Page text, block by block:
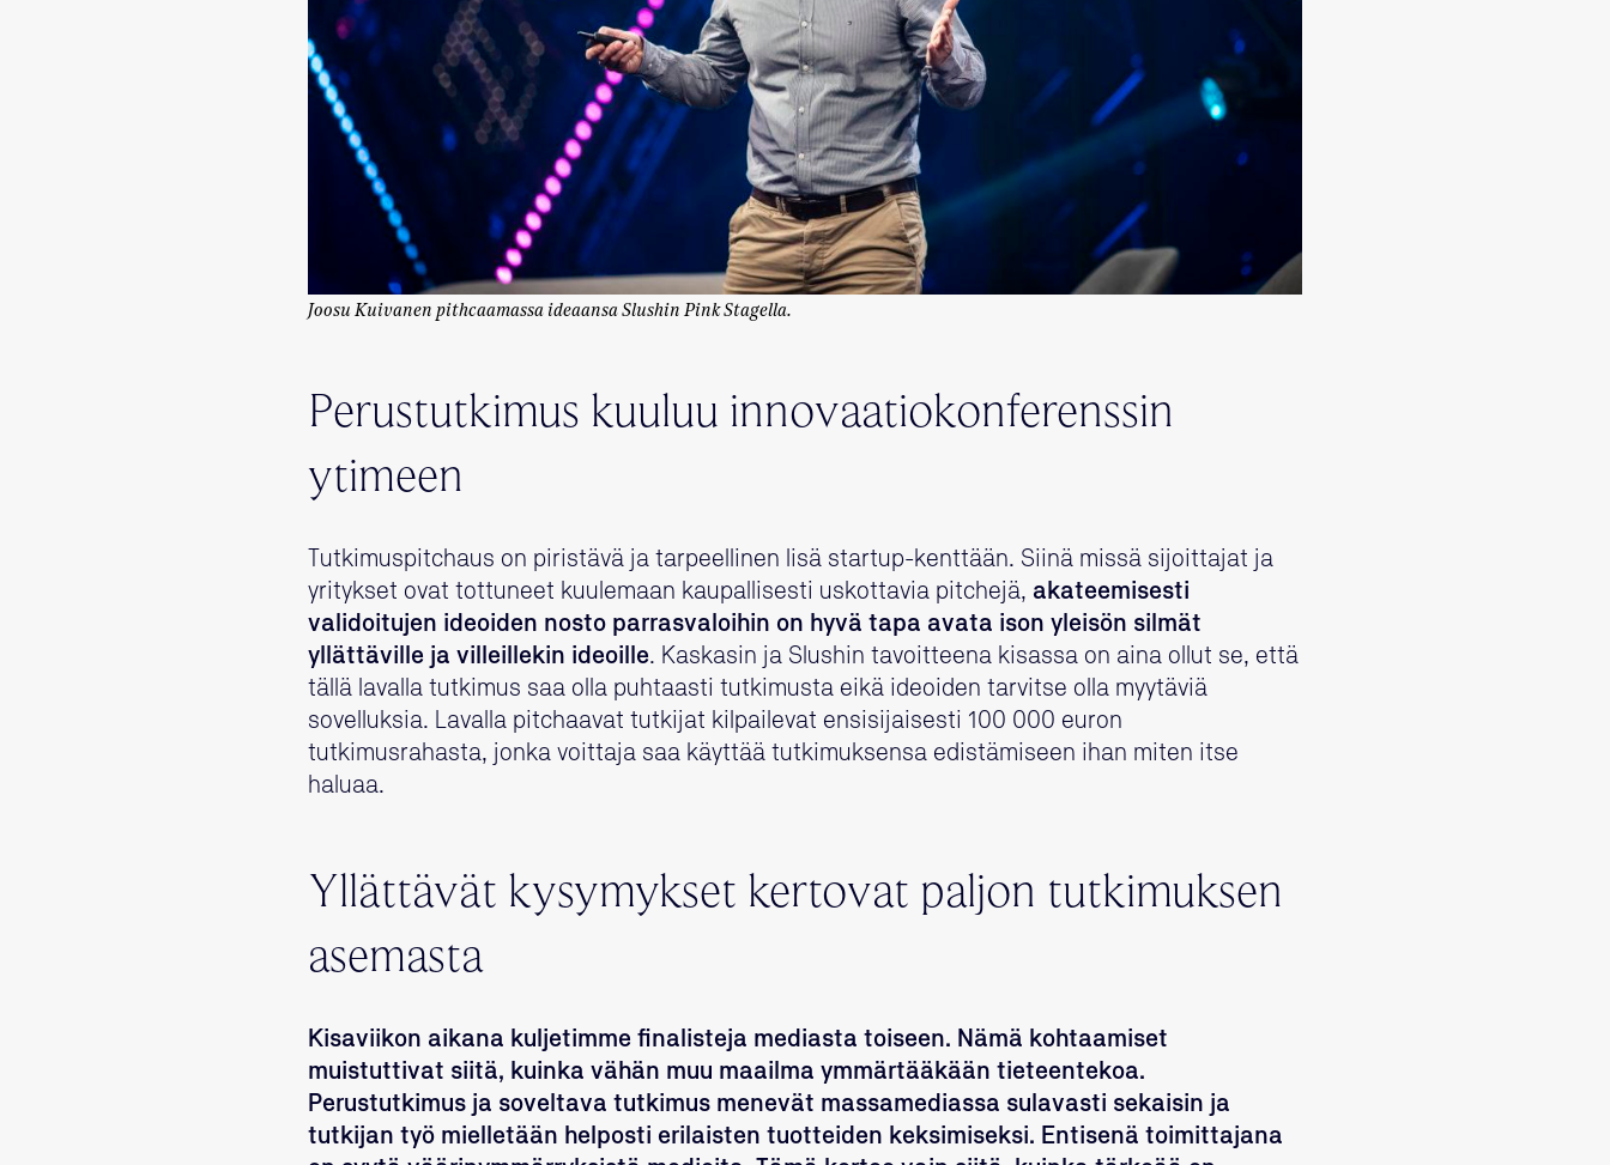
Joosu Kuivanen pithcaamassa ideaansa Slushin Pink Stagella.
Perustutkimus kuuluu innovaatiokonferenssin
ytimeen
Tutkimuspitchaus on piristävä ja tarpeellinen lisä startup-kenttään. Siinä missä sijoittajat ja
yritykset ovat tottuneet kuulemaan kaupallisesti uskottavia pitchejä, akateemisesti
validoitujen ideoiden nosto parrasvaloihin on hyvä tapa avata ison yleisön silmät
yllättäville ja villeillekin ideoille. Kaskasin ja Slushin tavoitteena kisassa on aina ollut se, että
tällä lavalla tutkimus saa olla puhtaasti tutkimusta eikä ideoiden tarvitse olla myytäviä
sovelluksia. Lavalla pitchaavat tutkijat kilpailevat ensisijaisesti 100 000 euron
tutkimusrahasta, jonka voittaja saa käyttää tutkimuksensa edistämiseen ihan miten itse
haluaa.
Yllättävät kysymykset kertovat paljon tutkimuksen
asemasta
Kisaviikon aikana kuljetimme finalisteja mediasta toiseen. Nämä kohtaamiset
muistuttivat siitä, kuinka vähän muu maailma ymmärtääkään tieteentekoa.
Perustutkimus ja soveltava tutkimus menevät massamediassa sulavasti sekaisin ja
tutkijan työ mielletään helposti erilaisten tuotteiden keksimiseksi. Entisenä toimittajana